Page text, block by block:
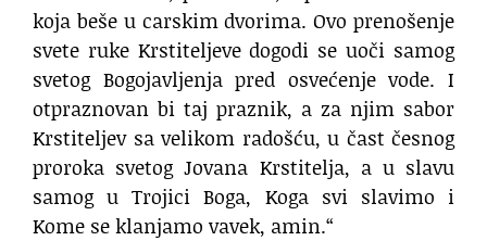
koja beše u carskim dvorima. Ovo prenošenje
svete ruke Krstiteljeve dogodi se uoči samog
svetog Bogojavljenja pred osvećenje vode. I
otpraznovan bi taj praznik, a za njim sabor
Krstiteljev sa velikom radošću, u čast česnog
proroka svetog Jovana Krstitelja, a u slavu
samog u Trojici Boga, Koga svi slavimo i
Kome se klanjamo vavek, amin.“